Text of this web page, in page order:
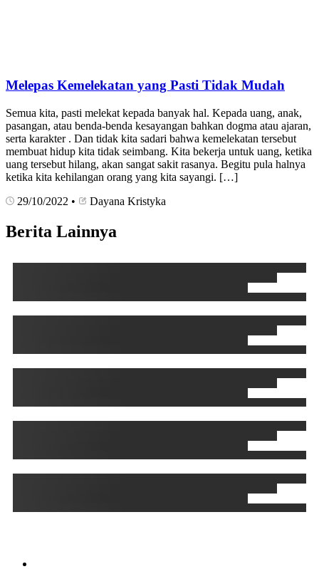
Melepas Kemelekatan yang Pasti Tidak Mudah
Semua kita, pasti melekat kepada banyak hal. Kepada uang, anak,
pasangan, atau benda-benda kesayangan bahkan dogma atau ajaran,
serta karakter . Dan tidak kita sadari bahwa kemelekatan tersebut
membuat hidup kita tidak seimbang. Kita bekerja untuk uang, ketika
uang tersebut hilang, akan sangat sakit rasanya. Begitu pula halnya
ketika kita kehilangan orang yang kita sayangi. […]
29/10/2022 • Dayana Kristyka
Berita Lainnya